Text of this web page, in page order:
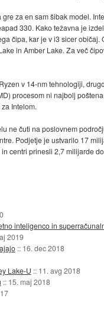
za en sam šibak model.
330. Kako težavna je
čipa, kar je v i3 sicer običaj.
in Amber Lake. Za več
v 14-nm tehnologiji,
procesom ni najbolj
Intelom.
ne čuti na poslovnem
Podjetje je ustvarilo 17
centri prinesli 2,7 milijarde
inteligenco in
2019
:: 16. dec 2018
Lake-U :: 11. avg 2018
:: 15. maj 2018